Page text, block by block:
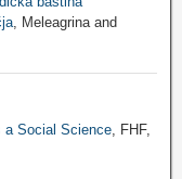
, Meleagrina and
a Social Science , FHF,